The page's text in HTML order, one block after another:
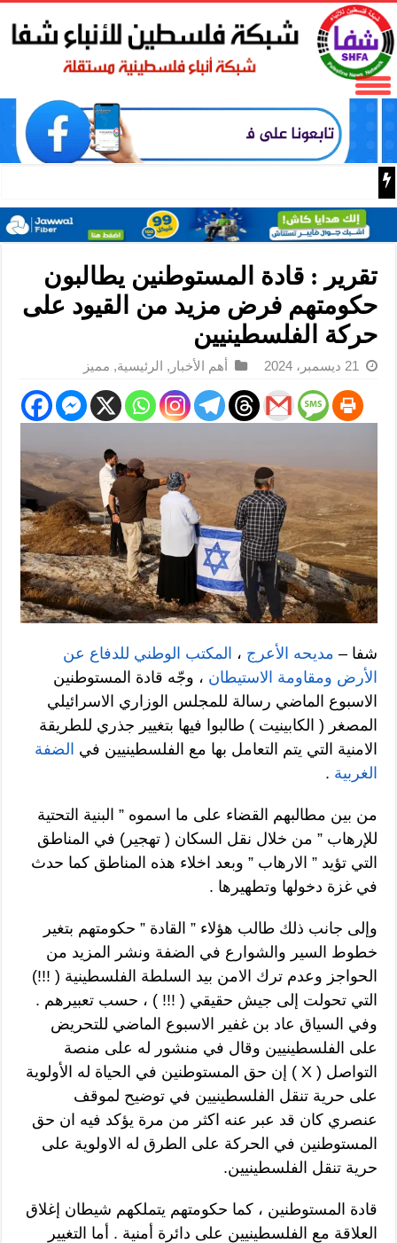
تقرير : قادة المستوطنين يطالبون
حكومتهم فرض مزيد من القيود على
حركة الفلسطينيين
21 ديسمبر، 2024 أهم الأخبار , الرئيسية, مميز
شفا – مديحه الأعرج ، المكتب الوطني للدفاع عن
الأرض ومقاومة الاستيطان ، وجّه قادة المستوطنين
الاسبوع الماضي رسالة للمجلس الوزاري الاسرائيلي
المصغر ( الكابينيت ) طالبوا فيها بتغيير جذري للطريقة
الامنية التي يتم التعامل بها مع الفلسطينيين في الضفة
الغربية .
من بين مطالبهم القضاء على ما اسموه ” البنية التحتية
للإرهاب ” من خلال نقل السكان ( تهجير) في المناطق
التي تؤيد ” الارهاب ” وبعد اخلاء هذه المناطق كما حدث
في غزة دخولها وتطهيرها .
وإلى جانب ذلك طالب هؤلاء ” القادة ” حكومتهم بتغير
خطوط السير والشوارع في الضفة ونشر المزيد من
الحواجز وعدم ترك الامن بيد السلطة الفلسطينية ( !!!)
التي تحولت إلى جيش حقيقي ( !!! ) ، حسب تعبيرهم .
وفي السياق عاد بن غفير الاسبوع الماضي للتحريض
على الفلسطينيين وقال في منشور له على منصة
التواصل ( X ) إن حق المستوطنين في الحياة له الأولوية
على حرية تنقل الفلسطينيين في توضيح لموقف
عنصري كان قد عبر عنه اكثر من مرة يؤكد فيه ان حق
المستوطنين في الحركة على الطرق له الاولوية على
حرية تنقل الفلسطينيين.
قادة المستوطنين ، كما حكومتهم يتملكهم شيطان إغلاق
العلاقة مع الفلسطينيين على دائرة أمنية . أما التغيير